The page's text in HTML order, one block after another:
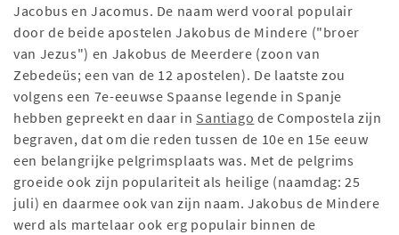
Jacobus en Jacomus. De naam werd vooral populair
door de beide apostelen Jakobus de Mindere ("broer
van Jezus") en Jakobus de Meerdere (zoon van
Zebedeüs; een van de 12 apostelen). De laatste zou
volgens een 7e-eeuwse Spaanse legende in Spanje
hebben gepreekt en daar in Santiago de Compostela zijn
begraven, dat om die reden tussen de 10e en 15e eeuw
een belangrijke pelgrimsplaats was. Met de pelgrims
groeide ook zijn populariteit als heilige (naamdag: 25
juli) en daarmee ook van zijn naam. Jakobus de Mindere
werd als martelaar ook erg populair binnen de